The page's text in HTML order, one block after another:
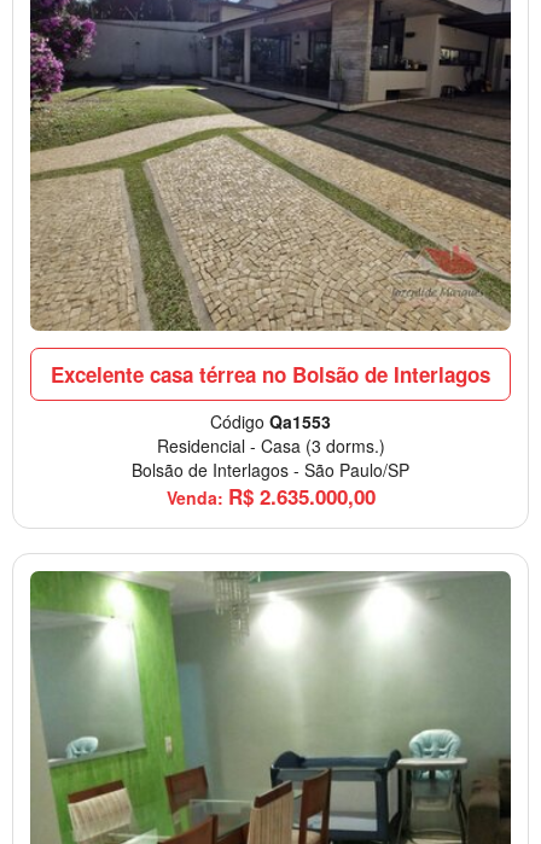
Excelente casa térrea no Bolsão de Interlagos
Código Qa1553
Residencial - Casa (3 dorms.)
Bolsão de Interlagos - São Paulo/SP
Venda: R$ 2.635.000,00